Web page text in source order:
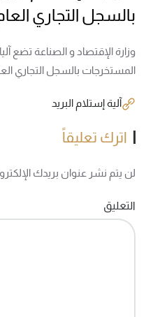
بالسجل التجاري
وزارة الإقتصاد و الصناعة تضع
المستخرجات بالسجل التجاري
آلية إستلام البريد
اترك تعليقاً
لن يتم نشر عنوان بريدك
التعليق